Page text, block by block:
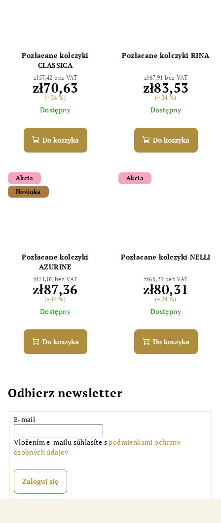
Pozłacane kolczyki
CLASSICA
zł57,42 bez VAT
zł70,63
(–24 %)
Dostępny
Do koszyka
Pozłacane kolczyki RINA
zł67,91 bez VAT
zł83,53
(–24 %)
Dostępny
Do koszyka
Akcia
Novinka
Pozłacane kolczyki
AZURINE
zł71,02 bez VAT
zł87,36
(–14 %)
Dostępny
Do koszyka
Akcia
Pozłacane kolczyki NELLI
zł65,29 bez VAT
zł80,31
(–24 %)
Dostępny
Do koszyka
Odbierz newsletter
E-mail
Vložením e-mailu súhlasíte spodmienkami ochrany
osobných údajov
Zaloguj się
Odoslať